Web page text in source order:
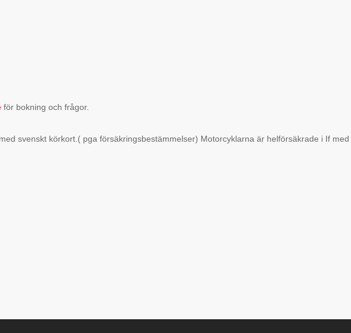
för bokning och frågor.
svenskt körkort.( pga försäkringsbestämmelser) Motorcyklarna är helförsäkrade i If med